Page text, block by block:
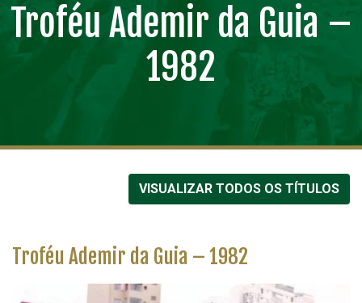
Troféu Ademir da Guia –
1982
VISUALIZAR TODOS OS TÍTULOS
Troféu Ademir da Guia – 1982